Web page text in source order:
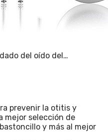
del oído del…
prevenir la otitis y
mejor selección de
y más al mejor